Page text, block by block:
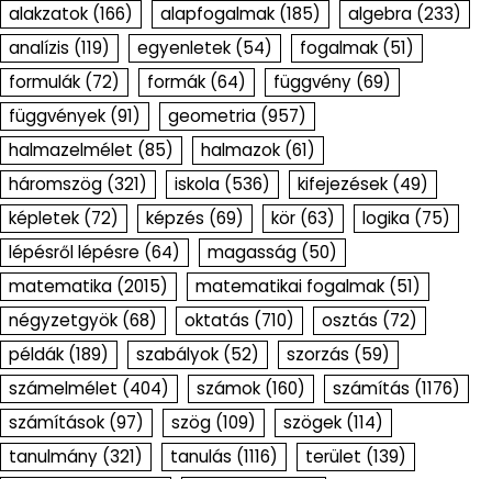
alakzatok (166) alapfogalmak (185) algebra (233)
analízis (119) egyenletek (54) fogalmak (51)
formulák (72) formák (64) függvény (69)
függvények (91) geometria (957)
halmazelmélet (85) halmazok (61)
háromszög (321) iskola (536) kifejezések (49)
képletek (72) képzés (69) kör (63) logika (75)
lépésről lépésre (64) magasság (50)
matematika (2015) matematikai fogalmak (51)
négyzetgyök (68) oktatás (710) osztás (72)
példák (189) szabályok (52) szorzás (59)
számelmélet (404) számok (160) számítás (1176)
számítások (97) szög (109) szögek (114)
tanulmány (321) tanulás (1116) terület (139)